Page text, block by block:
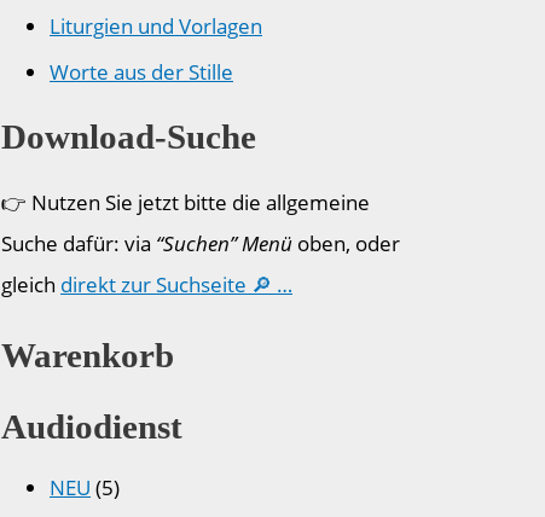
Liturgien und Vorlagen
Worte aus der Stille
Download-Suche
👉 Nutzen Sie jetzt bitte die allgemeine
Suche dafür: via “Suchen” Menü oben, oder
gleich direkt zur Suchseite 🔎 …
Warenkorb
Audiodienst
NEU (5)